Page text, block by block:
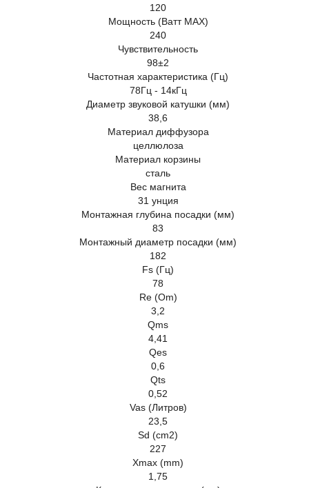
120
Мощность (Ватт MAX)
240
Чувствительность
98±2
Частотная характеристика (Гц)
78Гц - 14кГц
Диаметр звуковой катушки (мм)
38,6
Материал диффузора
целлюлоза
Материал корзины
сталь
Вес магнита
31 унция
Монтажная глубина посадки (мм)
83
Монтажный диаметр посадки (мм)
182
Fs (Гц)
78
Re (Om)
3,2
Qms
4,41
Qes
0,6
Qts
0,52
Vas (Литров)
23,5
Sd (cm2)
227
Xmax (mm)
1,75